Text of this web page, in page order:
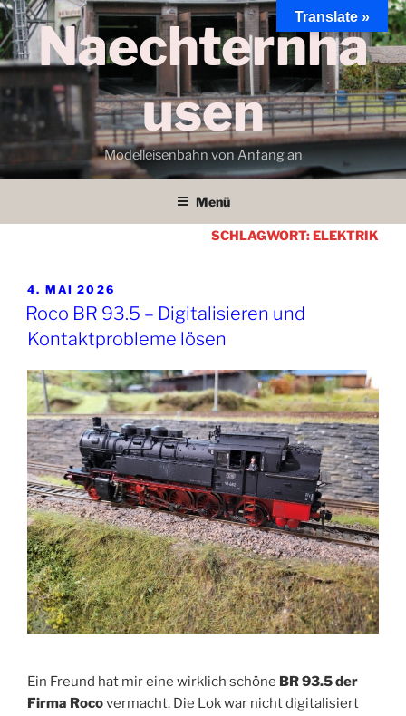
Zum
Inhalt
springenNaechternha
usen
Modelleisenbahn von Anfang an
Menü
SCHLAGWORT:ELEKTRIK
VERÖFFENTLICHT
AM
4. MAI 2026
Roco BR 93.5 – Digitalisieren und
Kontaktprobleme lösen
Ein Freund hat mir eine wirklich schöne BR 93.5 der
Firma Rocovermacht. Die Lok war nicht digitalisiert
Translate »